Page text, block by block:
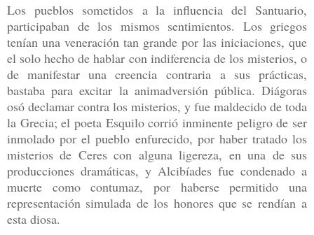
Los pueblos sometidos a la influencia del Santuario,
participaban de los mismos sentimientos. Los griegos
tenían una veneración tan grande por las iniciaciones, que
el solo hecho de hablar con indiferencia de los misterios, o
de manifestar una creencia contraria a sus prácticas,
bastaba para excitar la animadversión pública. Diágoras
osó declamar contra los misterios, y fue maldecido de toda
la Grecia; el poeta Esquilo corrió inminente peligro de ser
inmolado por el pueblo enfurecido, por haber tratado los
misterios de Ceres con alguna ligereza, en una de sus
producciones dramáticas, y Alcibíades fue condenado a
muerte como contumaz, por haberse permitido una
representación simulada de los honores que se rendían a
esta diosa.